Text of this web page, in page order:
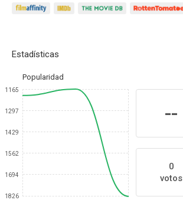
Estadísticas
Popularidad
1165
1297
1429
1562
1694
1826
--
0
votos